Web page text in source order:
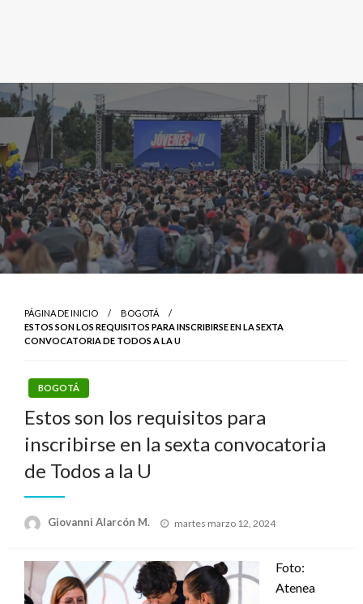
PÁGINA DE INICIO
BOGOTÁ
ESTOS SON LOS REQUISITOS PARA INSCRIBIRSE EN LA SEXTA
CONVOCATORIA DE TODOS A LA U
BOGOTÁ
Estos son los requisitos para
inscribirse en la sexta convocatoria
de Todos a la U
Giovanni Alarcón M.
Publicado
martes marzo 12, 2024
Foto:
Atenea